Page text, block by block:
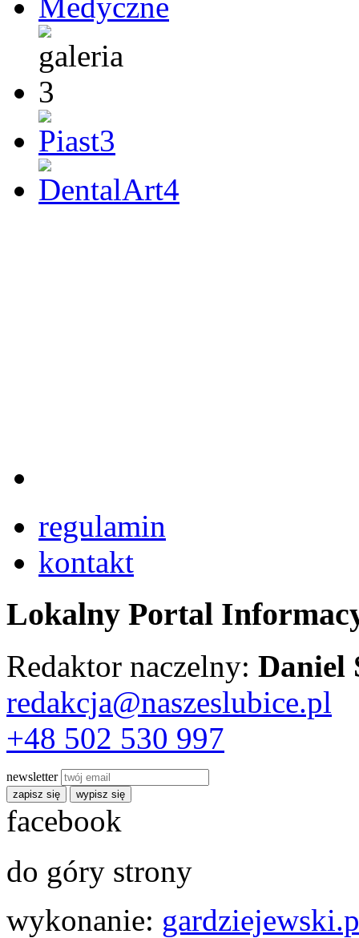
regulamin
kontakt
Lokalny Portal
Redaktor naczelny: Daniel
redakcja@naszeslubice.pl
+48 502 530 997
newsletter
zapisz się wypisz się
facebook
do góry strony
wykonanie: